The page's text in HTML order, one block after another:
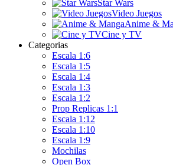
Star Wars
Video Juegos
Anime &
Cine y TV
Categorias
Escala 1:6
Escala 1:5
Escala 1:4
Escala 1:3
Escala 1:2
Prop Replicas 1:1
Escala 1:12
Escala 1:10
Escala 1:9
Mochilas
Open Box